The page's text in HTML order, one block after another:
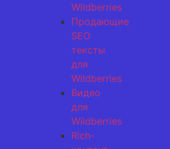
Wildberries
Продающие
SEO
тексты
для
Wildberries
Видео
для
Wildberries
Rich-